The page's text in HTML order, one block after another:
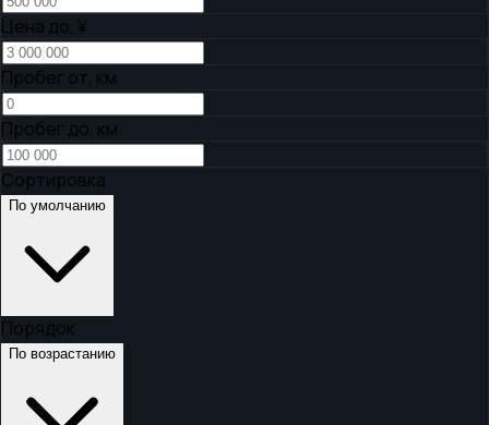
Цена до, ¥
Пробег от, км
Пробег до, км
Сортировка
По умолчанию
Порядок
По возрастанию